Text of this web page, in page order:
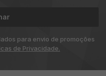
a fertilidade e regular o
para uma melhor função
para envio de promoções
de Privacidade.